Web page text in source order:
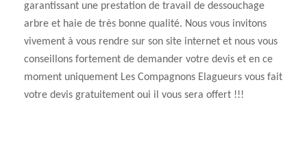
garantissant une prestation de travail de dessouchage
arbre et haie de très bonne qualité. Nous vous invitons
vivement à vous rendre sur son site internet et nous vous
conseillons fortement de demander votre devis et en ce
moment uniquement Les Compagnons Elagueurs vous fait
votre devis gratuitement oui il vous sera offert !!!